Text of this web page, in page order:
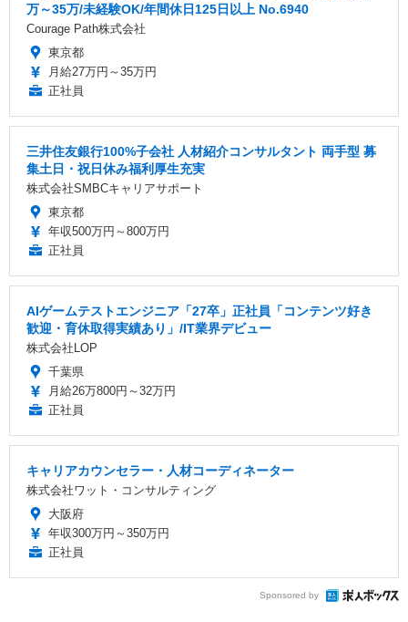
万～35万/未経験OK/年間休日125日以上 No.6940
Courage Path株式会社
東京都
月給27万円～35万円
正社員
三井住友銀行100%子会社 人材紹介コンサルタント 両手型 募
集土日・祝日休み福利厚生充実
株式会社SMBCキャリアサポート
東京都
年収500万円～800万円
正社員
AIゲームテストエンジニア「27卒」正社員「コンテンツ好き
歓迎・育休取得実績あり」/IT業界デビュー
株式会社LOP
千葉県
月給26万800円～32万円
正社員
キャリアカウンセラー・人材コーディネーター
株式会社ワット・コンサルティング
大阪府
年収300万円～350万円
正社員
Sponsored by